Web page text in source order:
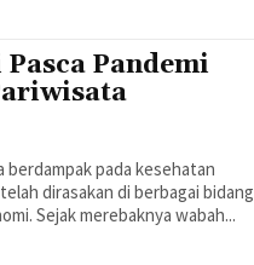
Pandemi
berdampak pada kesehatan
dirasakan di berbagai bidang
kehidupan, terutama di bidang ekonomi. Sejak merebaknya wabah...